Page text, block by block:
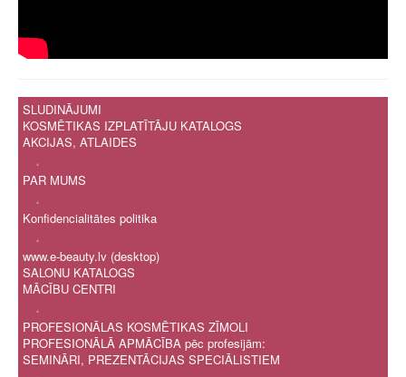
SLUDINĀJUMI
KOSMĒTIKAS IZPLATĪTĀJU KATALOGS
AKCIJAS, ATLAIDES
.
PAR MUMS
.
Konfidencialitātes politika
.
www.e-beauty.lv (desktop)
SALONU KATALOGS
MĀCĪBU CENTRI
.
PROFESIONĀLAS KOSMĒTIKAS ZĪMOLI
PROFESIONĀLĀ APMĀCĪBA pēc profesijām:
SEMINĀRI, PREZENTĀCIJAS SPECIĀLISTIEM